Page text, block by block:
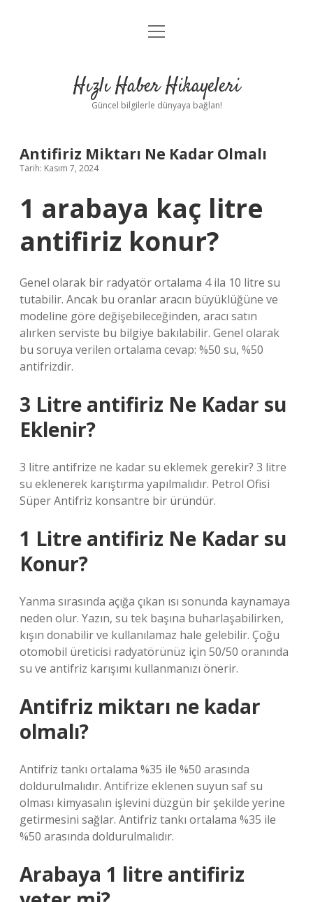
Anasayfa
Yasal Uyarı
menüyü
Hızlı Haber Hikayeleri
Güncel bilgilerle dünyaya bağlan!
Antifiriz Miktarı Ne Kadar Olmalı
Tarih: Kasım 7, 2024
1 arabaya kaç litre
antifiriz konur?
Genel olarak bir radyatör ortalama 4 ila 10 litre su
tutabilir. Ancak bu oranlar aracın büyüklüğüne ve
modeline göre değişebileceğinden, aracı satın
alırken serviste bu bilgiye bakılabilir. Genel olarak
bu soruya verilen ortalama cevap: %50 su, %50
antifrizdir.
3 Litre antifiriz Ne Kadar su
Eklenir?
3 litre antifrize ne kadar su eklemek gerekir? 3 litre
su eklenerek karıştırma yapılmalıdır. Petrol Ofisi
Süper Antifriz konsantre bir üründür.
1 Litre antifiriz Ne Kadar su
Konur?
Yanma sırasında açığa çıkan ısı sonunda kaynamaya
neden olur. Yazın, su tek başına buharlaşabilirken,
kışın donabilir ve kullanılamaz hale gelebilir. Çoğu
otomobil üreticisi radyatörünüz için 50/50 oranında
su ve antifriz karışımı kullanmanızı önerir.
Antifriz miktarı ne kadar
olmalı?
Antifriz tankı ortalama %35 ile %50 arasında
doldurulmalıdır. Antifrize eklenen suyun saf su
olması kimyasalın işlevini düzgün bir şekilde yerine
getirmesini sağlar. Antifriz tankı ortalama %35 ile
%50 arasında doldurulmalıdır.
Arabaya 1 litre antifiriz